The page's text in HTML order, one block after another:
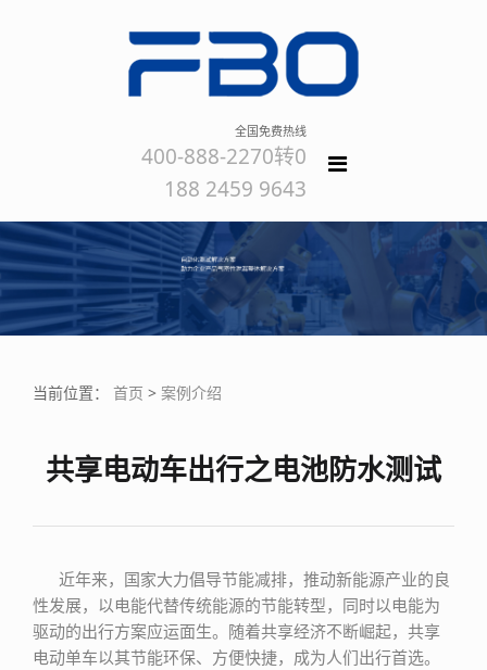
全国免费热线
400-888-2270转0
188 2459 9643
当前位置： 首页 > 案例介绍
共享电动车出行之电池防水测试
近年来，国家大力倡导节能减排，推动新能源产业的良
性发展，以电能代替传统能源的节能转型，同时以电能为
驱动的出行方案应运面生。随着共享经济不断崛起，共享
电动单车以其节能环保、方便快捷，成为人们出行首选。